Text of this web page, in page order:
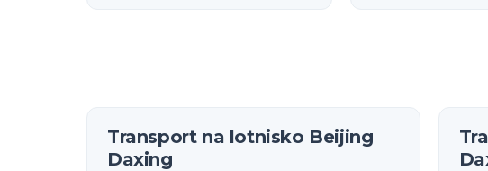
Transport na lotnisko Beijing
Daxing